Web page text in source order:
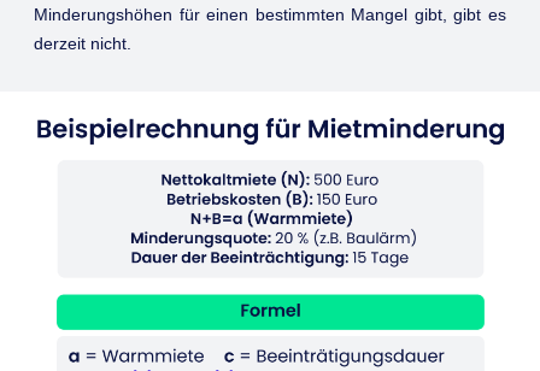
Minderungshöhen für einen bestimmten Mangel gibt, gibt es
derzeit nicht.